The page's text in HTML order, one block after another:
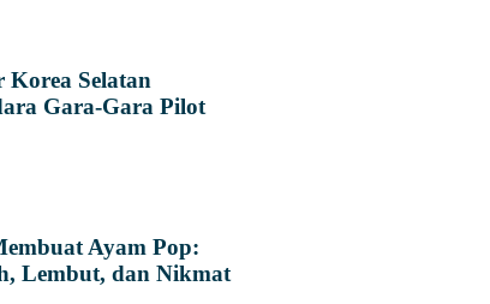
Korea Selatan
Gara-Gara Pilot
Ayam Pop:
Lembut, dan Nikmat